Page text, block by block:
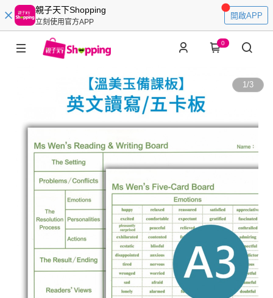
親子天下Shopping
立刻使用官方APP
開啟APP
0
1/3